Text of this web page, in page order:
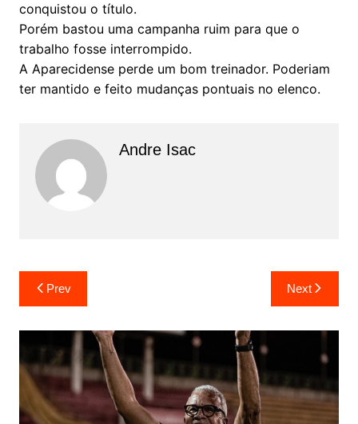
conquistou o título.
Porém bastou uma campanha ruim para que o
trabalho fosse interrompido.
A Aparecidense perde um bom treinador. Poderiam
ter mantido e feito mudanças pontuais no elenco.
Andre Isac
Prev Next